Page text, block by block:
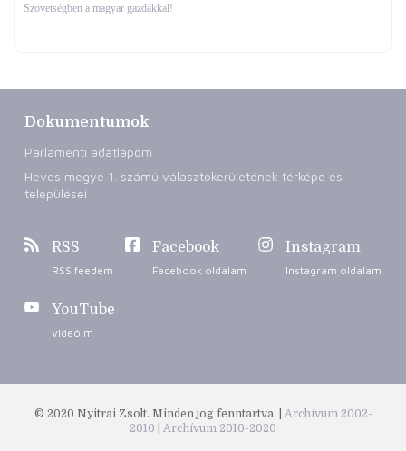
Szövetségben a magyar gazdákkal!
Dokumentumok
Parlamenti adatlapom
Heves megye 1. számú választókerületének térképe és
települései
RSS
RSS feedem
Facebook
Facebook oldalam
Instagram
Instagram oldalam
YouTube
videóim
© 2020 Nyitrai Zsolt. Minden jog fenntartva. |
Archívum 2002-
2010
Archívum 2010-2020